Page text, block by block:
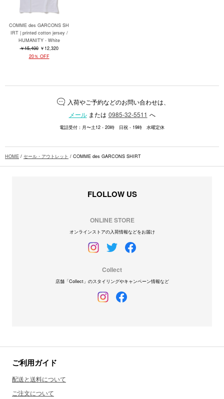
COMME des GARCONS SH
IRT | printed cotton jersey /
HUMANITY - White
￥15,400 ￥12,320
20％ OFF
入荷やご予約などのお問い合わせは、
メールまたは 0985-32-5511 へ
電話受付：月〜土12 - 20時 日祝 - 19時 水曜定休
HOME / セール・アウトレット / COMME des GARCONS SHIRT
FLOLLOW US
ONLINE STORE
オンラインストアの入荷情報などをお届け
Collect
店舗「Collect」のスタイリングやキャンペーン情報など
ご利用ガイド
配送と送料について
ご注文について